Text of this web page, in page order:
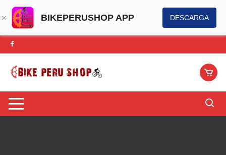
BIKEPERUSHOP APP DESCARGA
Saltar
al
contenido